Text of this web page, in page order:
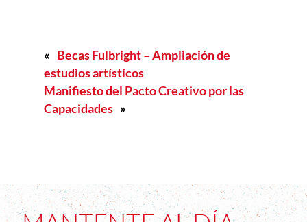
« Becas Fulbright – Ampliación de
estudios artísticos
Manifiesto del Pacto Creativo por las
Capacidades »